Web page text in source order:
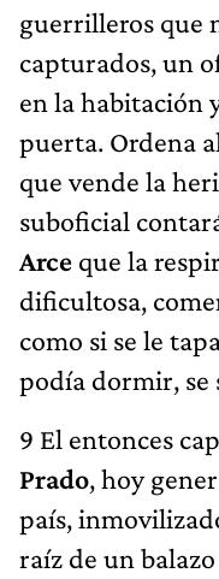
guerrilleros que
capturados, un
en la habitación
puerta. Ordena
que vende la
suboficial
Arce que la
dificultosa,
como si se le
podía dormir, se
9 El entonces
Prado, hoy
país,
raíz de un